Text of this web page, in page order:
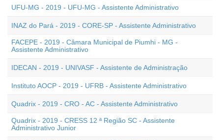
UFU-MG - 2019 - UFU-MG - Assistente Administrativo
INAZ do Pará - 2019 - CORE-SP - Assistente Administrativo
FACEPE - 2019 - Câmara Municipal de Piumhi - MG -
Assistente Administrativo
IDECAN - 2019 - UNIVASF - Assistente de Administração
Instituto AOCP - 2019 - UFRB - Assistente Administrativo
Quadrix - 2019 - CRO - AC - Assistente Administrativo
Quadrix - 2019 - CRESS 12 ª Região SC - Assistente
Administrativo Junior